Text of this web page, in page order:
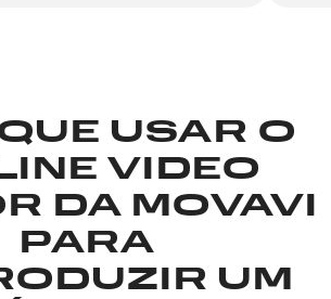
USAR O
VIDEO
DA MOVAVI
PARA
UM